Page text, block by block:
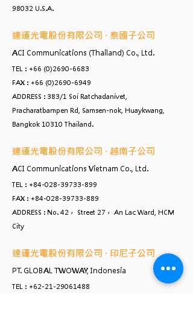
98032 U.S.A.
達運光電股份有限公司 ‧ 泰國子公司
ACI Communications (Thailand) Co., Ltd.
TEL : +66 (0)2690-6683
FAX : +66 (0)2690-6949
ADDRESS : 383/1 Soi Ratchadanivet,
Pracharatbampen Rd, Samsen-nok, Huaykwang,
Bangkok 10310 Thailand.
達運光電股份有限公司 ‧ 越南子公司
ACI Communications Vietnam Co., Ltd.
TEL : +84-028-39733-899
FAX : +84-028-39733-889
ADDRESS : No. 42， Street 27， An Lac Ward, HCM
City
達運光電股份有限公司 ‧ 印尼子公司
PT. GLOBAL TWOWAY, Indonesia
TEL : +62-21-29061488